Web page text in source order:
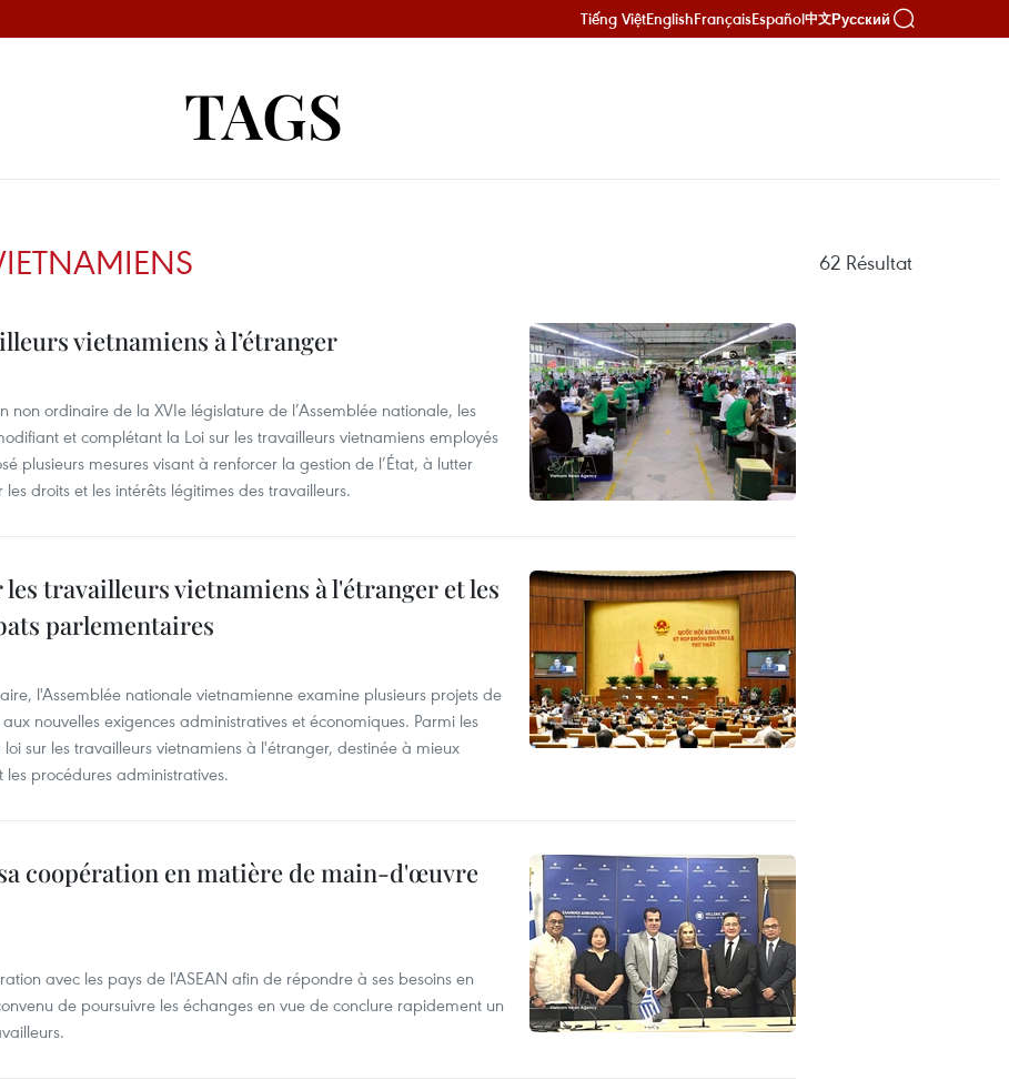
Tiếng ViệtEnglishFrançaisEspañol中文Русский
TAGS
62 Résultat
vietnamiens à l’étranger
non ordinaire de la XVIe législature de l’Assemblée nationale, les
et complétant la Loi sur les travailleurs vietnamiens employés
plusieurs mesures visant à renforcer la gestion de l’État, à lutter
droits et les intérêts légitimes des travailleurs.
travailleurs vietnamiens à l'étranger et les
parlementaires
l'Assemblée nationale vietnamienne examine plusieurs projets de
nouvelles exigences administratives et économiques. Parmi les
sur les travailleurs vietnamiens à l'étranger, destinée à mieux
procédures administratives.
coopération en matière de main-d'œuvre
avec les pays de l'ASEAN afin de répondre à ses besoins en
de poursuivre les échanges en vue de conclure rapidement un